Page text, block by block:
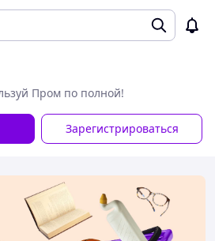
Пром по полной!
Зарегистрироваться